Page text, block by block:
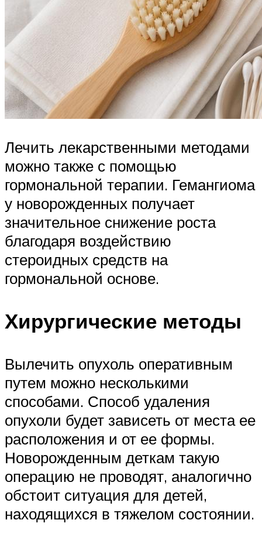
Лечить лекарственными методами
можно также с помощью
гормональной терапии. Гемангиома
у новорожденных получает
значительное снижение роста
благодаря воздействию
стероидных средств на
гормональной основе.
Хирургические методы
Вылечить опухоль оперативным
путем можно несколькими
способами. Способ удаления
опухоли будет зависеть от места ее
расположения и от ее формы.
Новорожденным деткам такую
операцию не проводят, аналогично
обстоит ситуация для детей,
находящихся в тяжелом состоянии.